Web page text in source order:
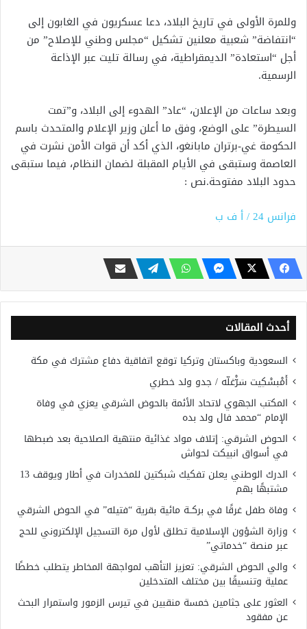
وللمرة الأولى في تاريخ البلاد، دعا عسكريون في الغابون إلى
“انتفاضة” شعبية معلنين تشكيل “مجلس وطني للإصلاح” من
أجل “استعادة” الديمقراطية، في رسالة تليت عبر الإذاعة
الرسمية.
وبعد ساعات من الإعلان، “عاد” الهدوء إلى البلاد، و”تمت
السيطرة” على الوضع، وفق ما أعلن وزير الإعلام والمتحدث باسم
الحكومة غي-برتران مابانغو، الذي أكد أن قوات الأمن نشرت في
العاصمة وستبقى في الأيام المقبلة لضمان النظام، فيما ستبقى
حدود البلاد مفتوحة.نص :
فرانس 24 / أ ف ب
أحدث المقالات
السعودية وباكستان وتركيا توقع اتفاقية دفاع مشترك في مكة
أَمْبسْكِيت سَرّْغلّه / جدو ولد خطري
المكتب الجهوي لاتحاد الأئمة بالحوض الشرقي يعزي في وفاة
الإمام “محمد فال ولد بده
الحوض الشرقي: إتلاف مواد غذائية منتهية الصلاحية بعد ضبطها
في أسواق انبيكت لحواش
الدرك الوطني يعلن تفكيك شبكتين للمخدرات في أطار ويوقف 13
مشتبهًا بهم
وفاة طفل غرقًا في بركــة مائية بقرية “فتيله” في الحوض الشرقي
وزارة الشؤون الإسلامية تطلق لأول مرة التسجيل الإلكتروني للحج
عبر منصة “خدماتي”
والي الحوض الشرقي: تعزيز التأهب لمواجهة المخاطر يتطلب خططًا
عملية وتنسيقًا بين مختلف المتدخلين
العثور على جثامين خمسة منقبين في تيرس الزمور واستمرار البحث
عن مفقود